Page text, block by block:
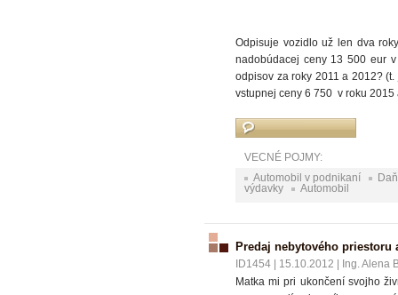
Odpisuje vozidlo už len dva
nadobúdacej ceny 13 500 eur
odpisov za roky 2011 a 2012?
vstupnej ceny 6 750 v roku
VECNÉ POJMY:
Automobil v podnikaní
výdavky
Automobil
Predaj nebytového priestoru
ID1454 15.10.2012
Ing. Alena
Matka mi pri ukončení svojho